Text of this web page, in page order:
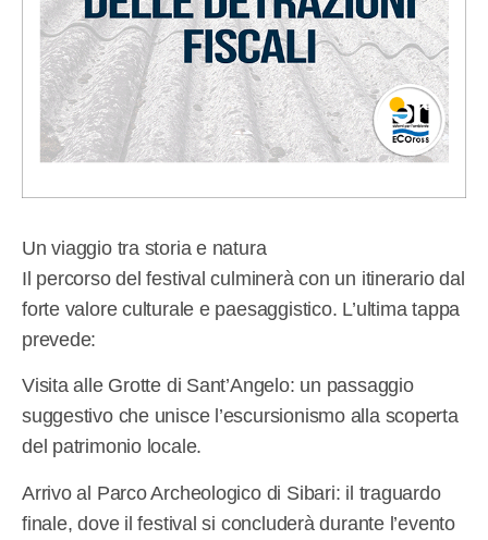
Un viaggio tra storia e natura
Il percorso del festival culminerà con un itinerario dal
forte valore culturale e paesaggistico. L’ultima tappa
prevede:
Visita alle Grotte di Sant’Angelo: un passaggio
suggestivo che unisce l’escursionismo alla scoperta
del patrimonio locale.
Arrivo al Parco Archeologico di Sibari: il traguardo
finale, dove il festival si concluderà durante l’evento